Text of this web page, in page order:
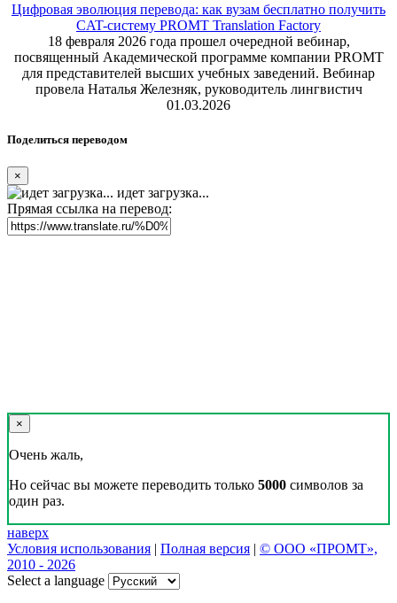
Цифровая эволюция перевода: как вузам бесплатно получить
CAT-систему PROMT Translation Factory
18 февраля 2026 года прошел очередной вебинар,
посвященный Академической программе компании PROMT
для представителей высших учебных заведений. Вебинар
провела Наталья Железняк, руководитель лингвистич
01.03.2026
Поделиться переводом
×
идет загрузка...
Прямая ссылка на перевод:
×
Очень жаль,
Но сейчас вы можете переводить только 5000 символов за
один раз.
наверх
Условия использования | Полная версия | © ООО «ПРОМТ»,
2010 - 2026
Select a language